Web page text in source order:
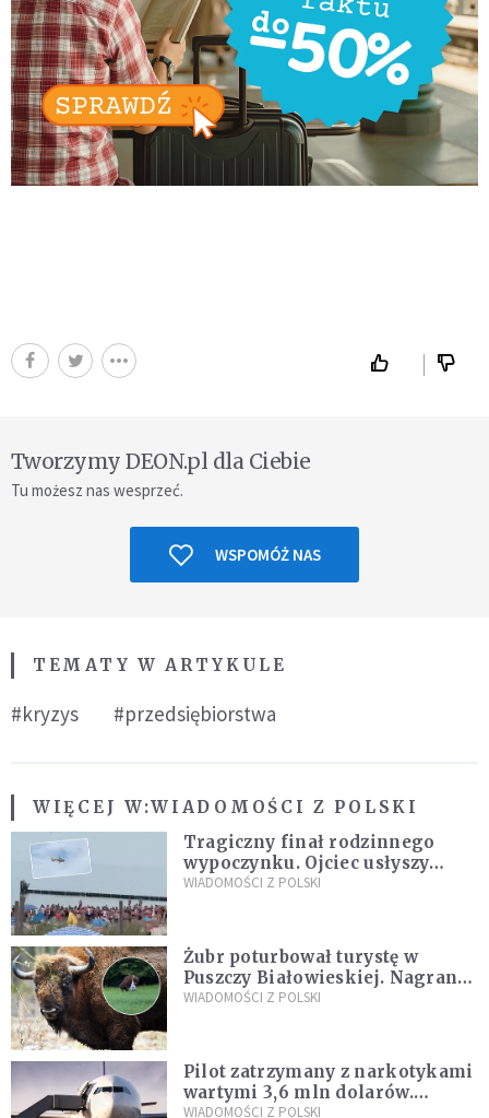
Tworzymy DEON.pl dla Ciebie
Tu możesz nas wesprzeć.
WSPOMÓŻ NAS
TEMATY W ARTYKULE
#kryzys #przedsiębiorstwa
WIĘCEJ W:WIADOMOŚCI Z POLSKI
Tragiczny finał rodzinnego
wypoczynku. Ojciec usłyszy
zarzuty
WIADOMOŚCI Z POLSKI
Żubr poturbował turystę w
Puszczy Białowieskiej. Nagranie
daje do myślenia
WIADOMOŚCI Z POLSKI
Pilot zatrzymany z narkotykami
wartymi 3,6 mln dolarów.
Śledczy podejrzewają, że latał
WIADOMOŚCI Z POLSKI